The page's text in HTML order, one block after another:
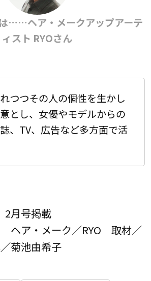
……ヘア・メークアップアーテ
ィスト RYOさん
つつその人の個性を生かし
とし、女優やモデルからの
、TV、広告など多方面で活
2月号掲載
ヘア・メーク／RYO 取材／
菊池由希子